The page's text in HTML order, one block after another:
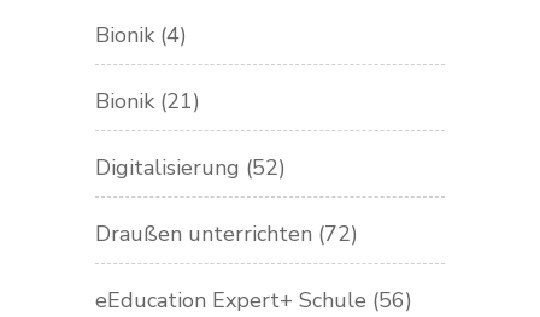
Bionik (4)
Bionik (21)
Digitalisierung (52)
Draußen unterrichten (72)
eEducation Expert+ Schule (56)